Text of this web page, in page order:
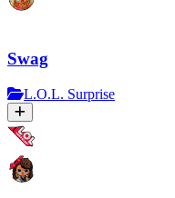
Swag
L.O.L. Surprise